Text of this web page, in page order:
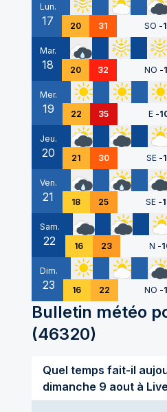
Lun.
17 20 31 SO -
Mar.
18 20 32 NO -
Mer.
19 22 35 E -
Jeu.
20 21 30 SE -
Ven.
21 18 25 SE -
Sam.
22 16 23 N -
Dim.
23 16 22 NO -
Bulletin météo
(46320)
Quel temps fait-il
dimanche 9 aout à